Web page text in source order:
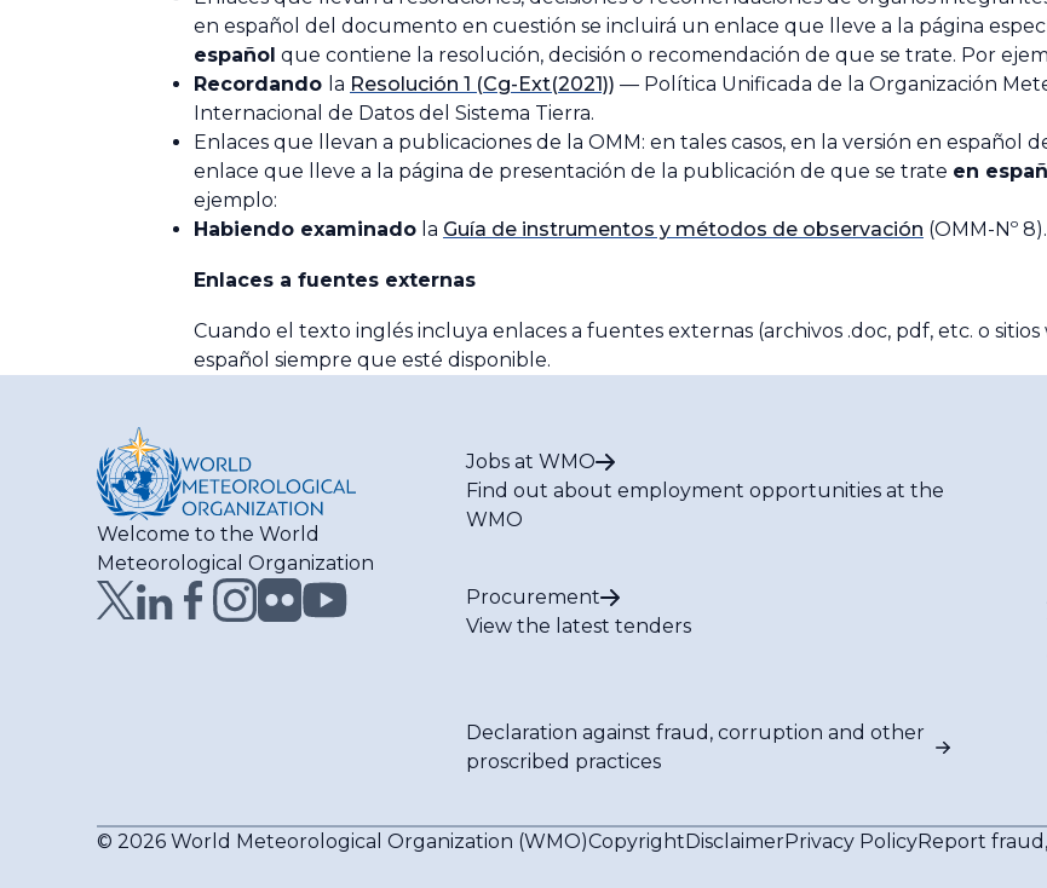
en español del documento en cuestión se incluirá un enlace que lleve a la página
español que contiene la resolución, decisión o recomendación de que se trate. Por
Recordando la Resolución 1 (Cg-Ext(2021)) — Política Unificada de la Organización
Internacional de Datos del Sistema Tierra.
Enlaces que llevan a publicaciones de la OMM: en tales casos, en la versión en
enlace que lleve a la página de presentación de la publicación de que se trate en
ejemplo:
Habiendo examinado la Guía de instrumentos y métodos de observación (OMM-Nº 8).
Enlaces a fuentes externas
Cuando el texto inglés incluya enlaces a fuentes externas (archivos .doc, pdf, etc. o
español siempre que esté disponible.
Welcome to the World
Meteorological Organization
Jobs at WMO
Find out about employment opportunities at the
WMO
Procurement
View the latest tenders
Declaration against fraud, corruption and other
proscribed practices
© 2026 World Meteorological Organization (WMO)CopyrightDisclaimerPrivacy PolicyReport